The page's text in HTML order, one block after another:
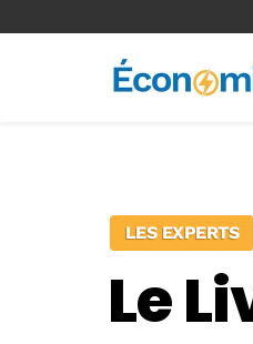
LES EXPERTS
Le